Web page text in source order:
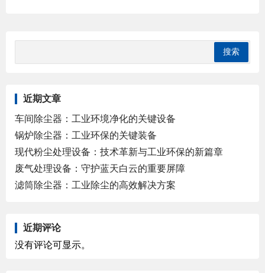
近期文章
车间除尘器：工业环境净化的关键设备
锅炉除尘器：工业环保的关键装备
现代粉尘处理设备：技术革新与工业环保的新篇章
废气处理设备：守护蓝天白云的重要屏障
滤筒除尘器：工业除尘的高效解决方案
近期评论
没有评论可显示。